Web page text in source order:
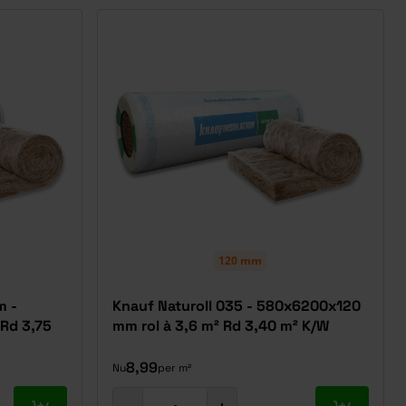
-
3,75
120 mm
Knauf Naturoll 035 - 580x6200x120
mm rol à 3,6 m² Rd 3,40 m² K/W
Nu8,99per m²